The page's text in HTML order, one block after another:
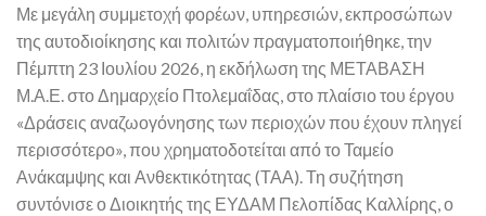
Με μεγάλη συμμετοχή φορέων, υπηρεσιών, εκπροσώπων
της αυτοδιοίκησης και πολιτών πραγματοποιήθηκε, την
Πέμπτη 23 Ιουλίου 2026, η εκδήλωση της ΜΕΤΑΒΑΣΗ
Μ.Α.Ε. στο Δημαρχείο Πτολεμαΐδας, στο πλαίσιο του έργου
«Δράσεις αναζωογόνησης των περιοχών που έχουν πληγεί
περισσότερο», που χρηματοδοτείται από το Ταμείο
Ανάκαμψης και Ανθεκτικότητας (ΤΑΑ). Τη συζήτηση
συντόνισε ο Διοικητής της ΕΥΔΑΜ Πελοπίδας Καλλίρης, ο